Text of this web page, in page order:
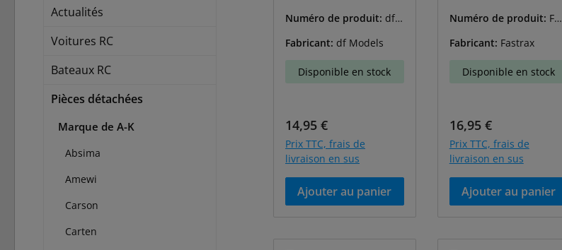
Actualités
Voitures RC
Bateaux RC
Pièces détachées
Marque de A-K
Absima
Amewi
Carson
Carten
Numéro de produit: df-
Fabricant: df Models
Disponible en stock
Prix régulier :
14,95 €
Prix TTC, frais de
livraison en sus
Ajouter au panier
Numéro de produit: FAS
Fabricant: Fastrax
Disponible en stock
Prix régulier :
16,95 €
Prix TTC, frais de
livraison en sus
Ajouter au panier